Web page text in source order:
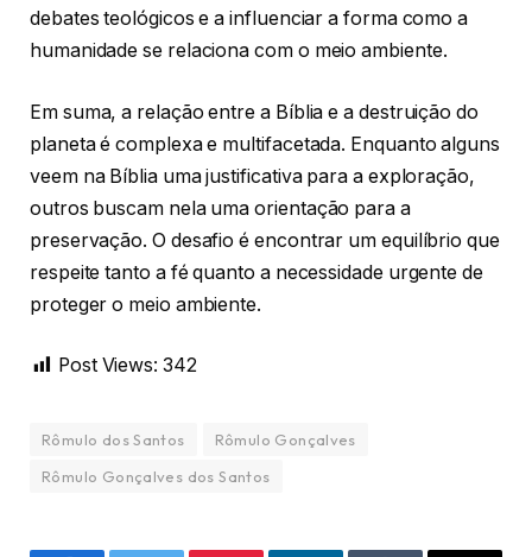
debates teológicos e a influenciar a forma como a
humanidade se relaciona com o meio ambiente.
Em suma, a relação entre a Bíblia e a destruição do
planeta é complexa e multifacetada. Enquanto alguns
veem na Bíblia uma justificativa para a exploração,
outros buscam nela uma orientação para a
preservação. O desafio é encontrar um equilíbrio que
respeite tanto a fé quanto a necessidade urgente de
proteger o meio ambiente.
Post Views: 342
Rômulo dos Santos
Rômulo Gonçalves
Rômulo Gonçalves dos Santos